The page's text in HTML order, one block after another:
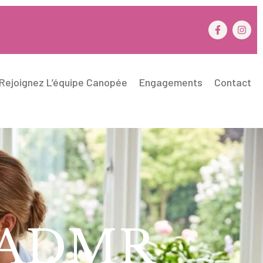
L’équipe Canopée Engagements Contact